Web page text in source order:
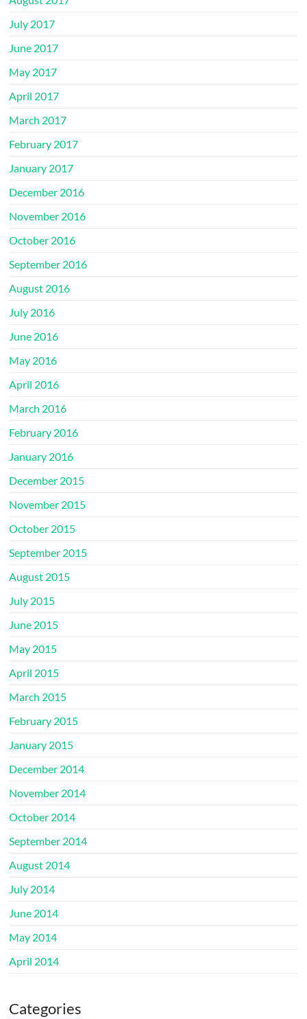
July 2017
June 2017
May 2017
April 2017
March 2017
February 2017
January 2017
December 2016
November 2016
October 2016
September 2016
August 2016
July 2016
June 2016
May 2016
April 2016
March 2016
February 2016
January 2016
December 2015
November 2015
October 2015
September 2015
August 2015
July 2015
June 2015
May 2015
April 2015
March 2015
February 2015
January 2015
December 2014
November 2014
October 2014
September 2014
August 2014
July 2014
June 2014
May 2014
April 2014
Categories